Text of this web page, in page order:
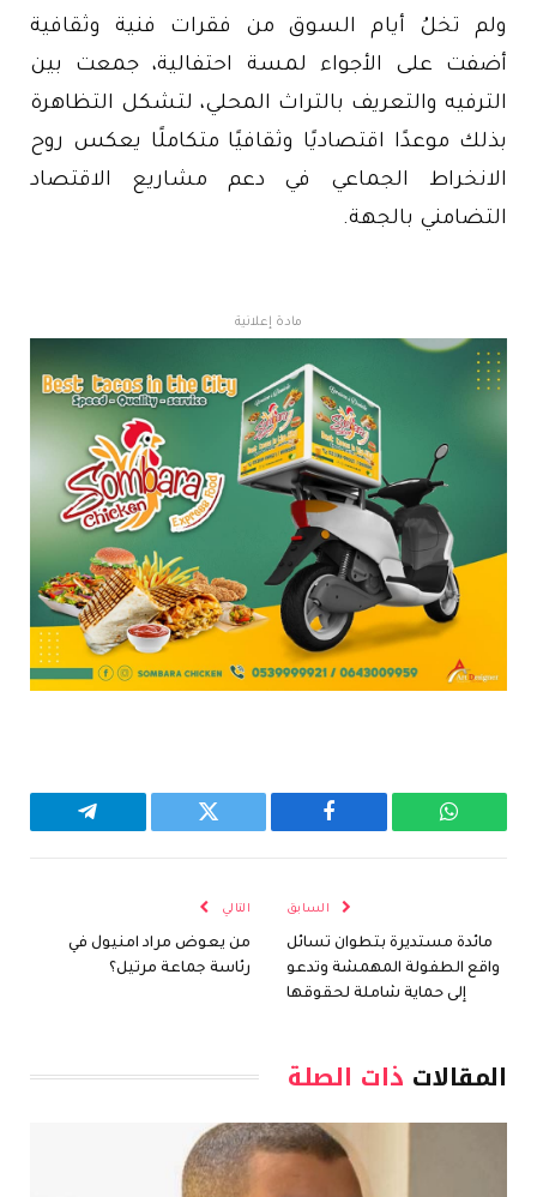
ولم تخلُ أيام السوق من فقرات فنية وثقافية
أضفت على الأجواء لمسة احتفالية، جمعت بين
الترفيه والتعريف بالتراث المحلي، لتشكل التظاهرة
بذلك موعدًا اقتصاديًا وثقافيًا متكاملًا يعكس روح
الانخراط الجماعي في دعم مشاريع الاقتصاد
التضامني بالجهة.
مادة إعلانية
واتساب فيسبوك تويتر تيلقرام
السابق
مائدة مستديرة بتطوان تسائل
واقع الطفولة المهمشة وتدعو
إلى حماية شاملة لحقوقها
التالي
من يعوض مراد امنيول في
رئاسة جماعة مرتيل؟
المقالات ذات الصلة